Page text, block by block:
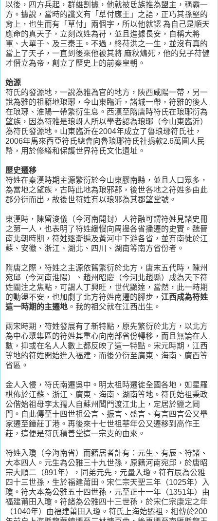
以後，四方兵起，群雄割據，他就被氐族推為盟主，稱霸一
方。據說，當時的讖文有「草付應王」之語，正巧其孫堅的
背上，也生而有「草付」兩個字，所以他就認 為自己是順天
應命的真天子，立刻改姓為苻，並且進據長安，自稱大將
軍、大單于、及三秦王。不過，終苻洪之一生，並沒有真的
當上了天子，一直到後來他被其將 麻秋鴆死，他的兒子苻健
才僭立為帝，創立了歷史上的前秦皇朝。
始源
符氏的發源地，一說為雅為官的地方，陝西咸陽一帶，另一
說為雅的祖籍地琅琊，今山東臨沂，諸城一帶，符雅的後人
在琅琊、淮陽一帶繁衍生息。西漢至隋唐時符氏在琅琊衍為
望族，因為符雅是琅岈人所以學者認為琅琊（今山東臨沂）
為符氏發源地。山東臨沂在2004年成立了魯琅琊符氏社，
2006年馬來西亞符氏總會向魯琅琊符氏社捐款2.6萬圓人民
幣，用於修繕和保護世界符氏文化遺址。
歷史遷移
符姓在秦漢時期主源繁衍於今山東膠南縣，並且人口眾多，
為當地之望族，古時此地為琅邪郡，後世各地之符姓多由此
郡分衍而出，故後世符姓有以琅邪為其郡望堂號。
東漢時，陳留浚儀（今河南開封）人符融可謂符姓見諸史冊
之第一人，也表明了符姓緩慢向周邊各省播遷的史實。魏晉
南北朝時期，符姓逐漸遍及黃河中下游各省，並有南徙於江
蘇、安徽、浙江、湖北、四川、湖南等南方省份者。
隋唐之際，符姓之主源依舊繁衍於北方，唐末五代時，陳州
宛邱（今河南淮陽）、趙州昭慶（今河北趙縣）成為天下符
姓關注之焦點，可謂人丁興旺，世代顯達，當然，此一時期
的動盪不安，也加劇了北方符姓南遷的腳步， 江西成為符姓
這一時期的主遷地 。我的祖父就在江西出生。
兩宋時期，符姓發展有了新特點，原先繁衍於北方，以北方
為中心聚集區的符姓其重心向南部省份轉移，而且無論在人
數，抑或在名人人數上都反映了這一特點。宋元時期，江西
等地的符姓開始進入福建，而後分衍至廣東、海南、廣西等
省區。
金人入侵，符氏南遷吳中。明太祖時遷徙全國各地，如星羅
棋佈於江蘇、浙江、廣東、海南、湖南等地。符氏始祖秉政
公偕始祖母李太孺人自蘇州閶門渡江北上，定居於鹽之岡
門。自此傳至十四世祖公言、振言、盛言、有言四言公又舉
家遷至鐘莊丁港。再後來十七世祖華年公又遷移到高作王
莊，這便是符氏積善堂這一宗支的由來。
符姓入瓊（今海南省）而籍居者計有：元生、有辰、符諸、
大本四人。元生為公雅三十九世孫，原籍河南宛邱，於唐昭
宗大順二（891年），同弟元先，元量入瓊。符有辰為公雅
四十三世孫，生於福建莆田。宋仁宗天聖三年（1025年）入
瓊。符大本為公雅五十四世孫，元至正十一年（1351年）由
福建莆田入瓊。符諸為公雅四十三世孫，於宋仁宗康定之年
（1040年）由福建莆田入瓊。符氏上海始遷祖，相傳於200